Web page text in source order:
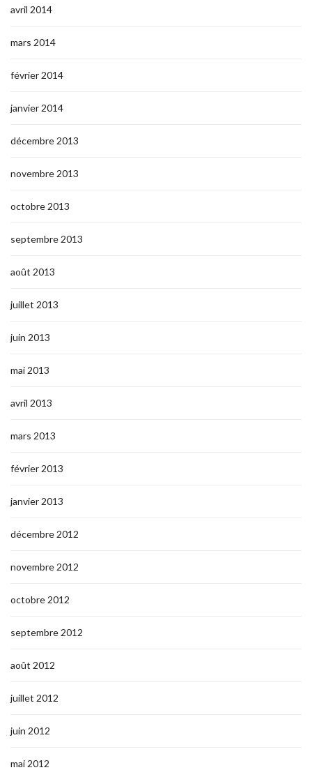
avril 2014
mars 2014
février 2014
janvier 2014
décembre 2013
novembre 2013
octobre 2013
septembre 2013
août 2013
juillet 2013
juin 2013
mai 2013
avril 2013
mars 2013
février 2013
janvier 2013
décembre 2012
novembre 2012
octobre 2012
septembre 2012
août 2012
juillet 2012
juin 2012
mai 2012